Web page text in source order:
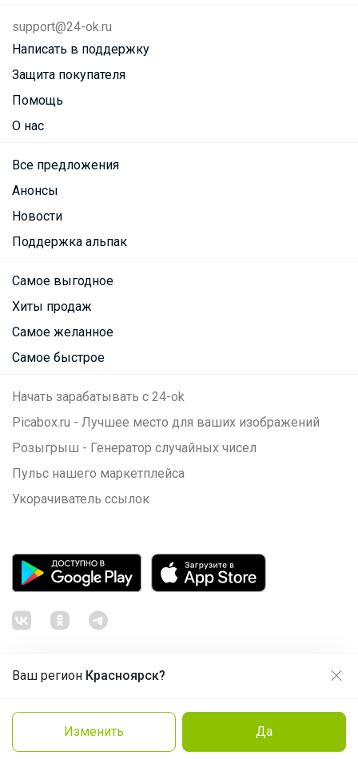
Ваш регион Красноярск?
Изменить Да
support@24-ok.ru
Написать в поддержку
Защита покупателя
Помощь
О нас
Все предложения
Анонсы
Новости
Поддержка альпак
Самое выгодное
Хиты продаж
Самое желанное
Самое быстрое
Начать зарабатывать с 24-ok
Picabox.ru - Лучшее место для ваших изображений
Розыгрыш - Генератор случайных чисел
Пульс нашего маркетплейса
Укорачиватель ссылок
Политика конфиденциальности
Cоглашение пользователя
Продолжая использовать этот сайт и нажимая кнопку
Принять